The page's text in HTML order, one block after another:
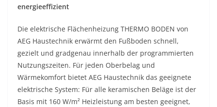
energieeffizient
Die elektrische Flächenheizung THERMO BODEN von
AEG Haustechnik erwärmt den Fußboden schnell,
gezielt und gradgenau innerhalb der programmierten
Nutzungszeiten. Für jeden Oberbelag und
Wärmekomfort bietet AEG Haustechnik das geeignete
elektrische System: Für alle keramischen Beläge ist der
Basis mit 160 W/m² Heizleistung am besten geeignet,